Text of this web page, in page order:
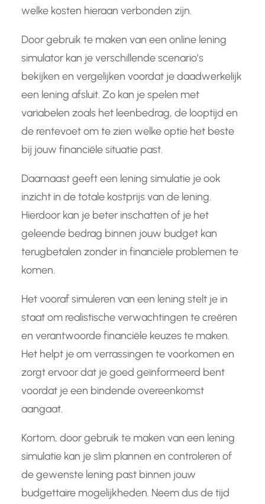
welke kosten hieraan verbonden zijn.
Door gebruik te maken van een online lening
simulator kan je verschillende scenario’s
bekijken en vergelijken voordat je daadwerkelijk
een lening afsluit. Zo kan je spelen met
variabelen zoals het leenbedrag, de looptijd en
de rentevoet om te zien welke optie het beste
bij jouw financiële situatie past.
Daarnaast geeft een lening simulatie je ook
inzicht in de totale kostprijs van de lening.
Hierdoor kan je beter inschatten of je het
geleende bedrag binnen jouw budget kan
terugbetalen zonder in financiële problemen te
komen.
Het vooraf simuleren van een lening stelt je in
staat om realistische verwachtingen te creëren
en verantwoorde financiële keuzes te maken.
Het helpt je om verrassingen te voorkomen en
zorgt ervoor dat je goed geïnformeerd bent
voordat je een bindende overeenkomst
aangaat.
Kortom, door gebruik te maken van een lening
simulatie kan je slim plannen en controleren of
de gewenste lening past binnen jouw
budgettaire mogelijkheden. Neem dus de tijd